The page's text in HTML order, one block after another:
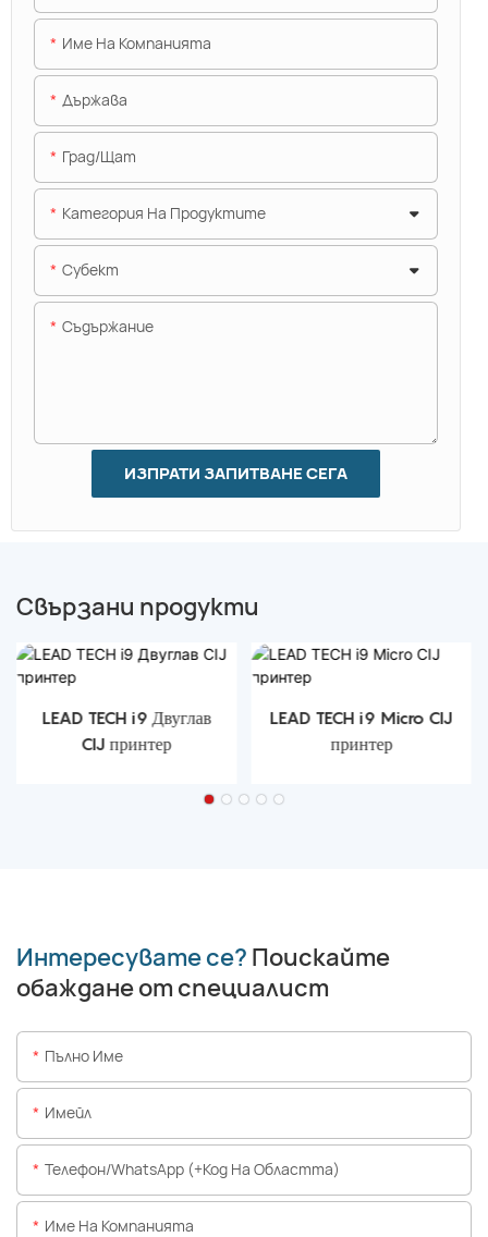
Име На Компанията
Държава
Град/щат
Категория На Продуктите
Субект
Съдържание
ИЗПРАТИ ЗАПИТВАНЕ СЕГА
Свързани продукти
LEAD TECH i9 Двуглав
CIJ принтер
LEAD TECH i9 Micro CIJ
принтер
Интересувате се? Поискайте
обаждане от специалист
Пълно Име
Имейл
Телефон/WhatsApp (+Код На Областта)
Име На Компанията